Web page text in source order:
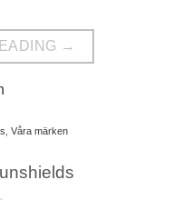
→
Våra märken